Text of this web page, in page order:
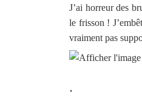
J’ai horreur des
le frisson !
vraiment pas
.